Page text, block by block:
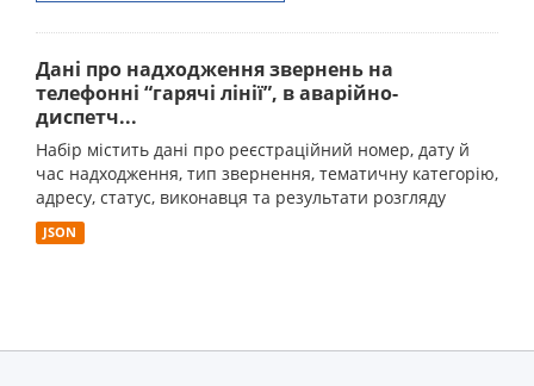
Дані про надходження звернень на
телефонні “гарячі лінії”, в аварійно-
диспетч...
Набір містить дані про реєстраційний номер, дату й
час надходження, тип звернення, тематичну категорію,
адресу, статус, виконавця та результати розгляду
JSON